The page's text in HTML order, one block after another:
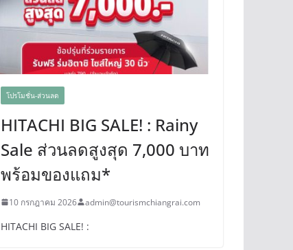
โปรโมชั่น-ส่วนลด
HITACHI BIG SALE! : Rainy
Sale ส่วนลดสูงสุด 7,000 บาท
พร้อมของแถม*
10 กรกฎาคม 2026 admin@tourismchiangrai.com
HITACHI BIG SALE! :